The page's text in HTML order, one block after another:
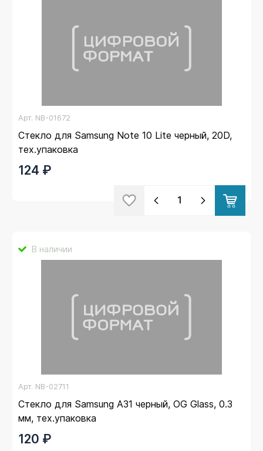
Арт. NB-01672
Стекло для Samsung Note 10 Lite черный, 20D,
тех.упаковка
124 ₽
В наличии
Арт. NB-02711
Стекло для Samsung A31 черный, OG Glass, 0.3
мм, тех.упаковка
120 ₽